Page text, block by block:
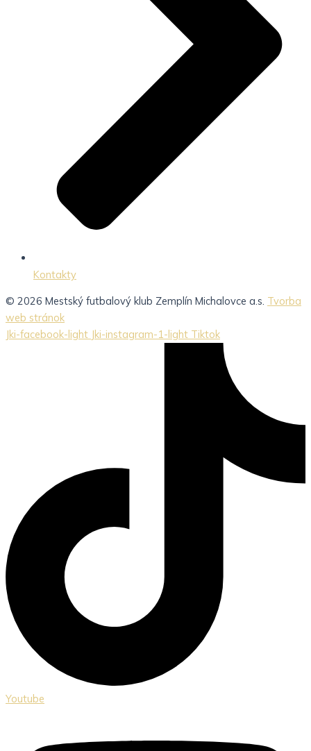
Kontakty
© 2026 Mestský futbalový klub Zemplín Michalovce a.s. Tvorba
web stránok
Jki-facebook-light Jki-instagram-1-light Tiktok
Youtube